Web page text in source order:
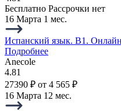
Бесплатно Рассрочки нет
16 Марта 1 мес.
Испанский язык. B1.
Подробнее
Anecole
4.81
27390 ₽ от 4 565 ₽
16 Марта 12 мес.